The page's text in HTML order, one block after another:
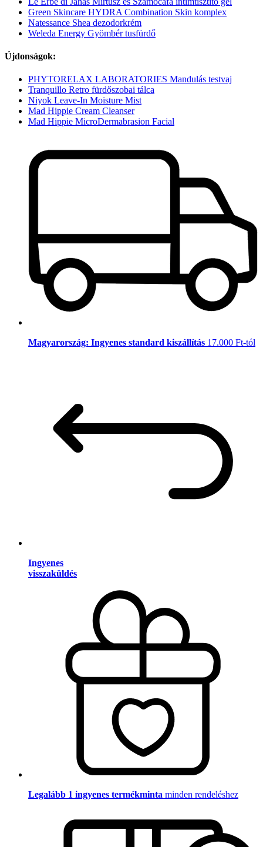
Green Skincare HYDRA Combination Skin komplex
Natessance Shea dezodorkrém
Weleda Energy Gyömbér tusfürdő
Újdonságok:
PHYTORELAX LABORATORIES Mandulás testvaj
Tranquillo Retro fürdőszobai tálca
Niyok Leave-In Moisture Mist
Mad Hippie Cream Cleanser
Mad Hippie MicroDermabrasion Facial
Magyarország: Ingyenes standard kiszállítás 17.000 Ft-tól
Ingyenes
visszaküldés
Legalább 1 ingyenes termékminta minden rendeléshez